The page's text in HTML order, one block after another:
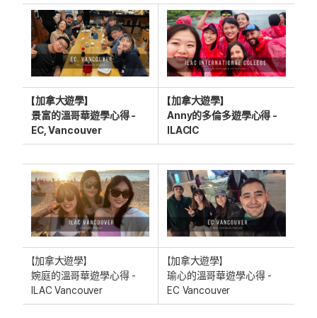
【加拿大遊學】
景富的溫哥華遊學心得 -
EC, Vancouver
【加拿大遊學】
Anny的多倫多遊學心得 -
ILACIC
【加拿大遊學】
婉庭的溫哥華遊學心得 -
ILAC Vancouver
【加拿大遊學】
瑜心的溫哥華遊學心得 -
EC Vancouver